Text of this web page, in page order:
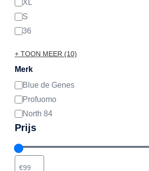
XL
S
36
+ TOON MEER (10)
Merk
Merk
Blue de Genes
Profuomo
North 84
Prijs